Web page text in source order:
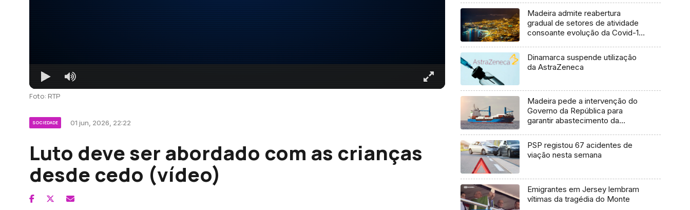
Foto: RTP
SOCIEDADE 01 jun, 2026, 22:22
Luto deve ser abordado com as crianças
desde cedo (vídeo)
Madeira admite reabertura
gradual de setores de atividade
consoante evolução da Covid-19
Dinamarca suspende utilização
da AstraZeneca
Madeira pede a intervenção do
Governo da República para
garantir abastecimento da
PSP registou 67 acidentes de
viação nesta semana
Emigrantes em Jersey lembram
vítimas da tragédia do Monte